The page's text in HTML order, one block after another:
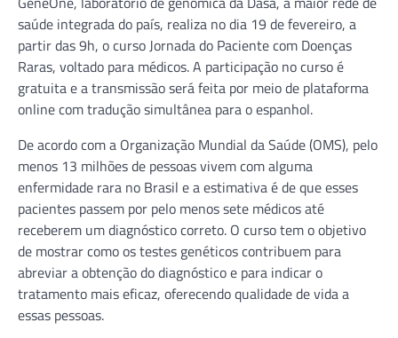
saúde integrada do país, realiza no dia 19 de fevereiro, a
partir das 9h, o curso Jornada do Paciente com Doenças
Raras, voltado para médicos. A participação no curso é
gratuita e a transmissão será feita por meio de plataforma
online com tradução simultânea para o espanhol.
De acordo com a Organização Mundial da Saúde (OMS), pelo
menos 13 milhões de pessoas vivem com alguma
enfermidade rara no Brasil e a estimativa é de que esses
pacientes passem por pelo menos sete médicos até
receberem um diagnóstico correto. O curso tem o objetivo
de mostrar como os testes genéticos contribuem para
abreviar a obtenção do diagnóstico e para indicar o
tratamento mais eficaz, oferecendo qualidade de vida a
essas pessoas.